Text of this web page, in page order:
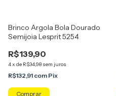
Brinco Argola Bola Dourado
Semijoia Lesprit 5254
R$139,90
4x de R$34,98 sem juros
R$132,91 com Pix